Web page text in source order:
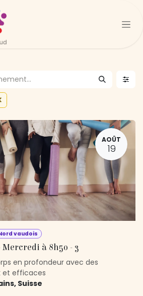
AOÛT
19
vaudois
à 8h50 - 3
en profondeur avec des
et efficaces
, Suisse